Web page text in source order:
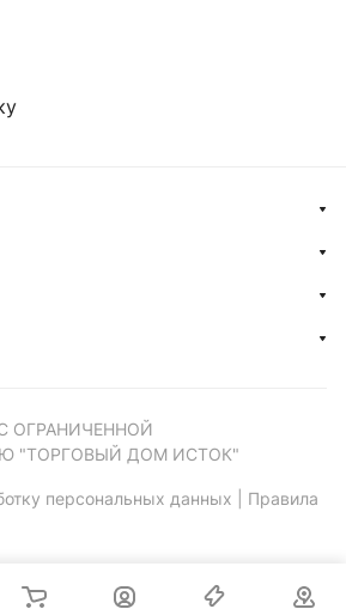
ОГРАНИЧЕННОЙ
"ТОРГОВЫЙ ДОМ ИСТОК"
персональных данных
Правила